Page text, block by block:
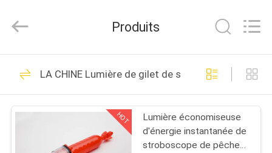
MAISON
PRODUITS
Marine
Co.,Ltd..
Reserved.
Veste d'espèce
marine
34
Produits
LA CHINE Lumière de gilet de sauvetage
HOT
Lumière économiseuse
d'énergie instantanée de
stroboscope de pêche